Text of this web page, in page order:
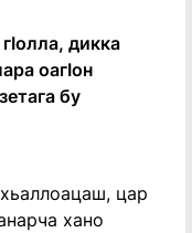
дикка
оагӀон
бу
хьаллоацаш, цар
хано